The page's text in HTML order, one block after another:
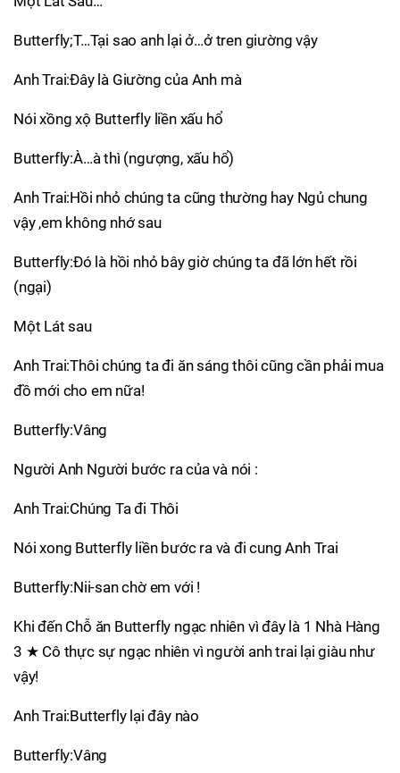
Butterfly;T…Tại sao anh lại ở…ở tren giường vậy
Anh Trai:Đây là Giường của Anh mà
Nói xồng xộ Butterfly liền xấu hổ
Butterfly:À…à thì (ngượng, xấu hổ)
Anh Trai:Hồi nhỏ chúng ta cũng thường hay Ngủ chung
vậy ,em không nhớ sau
Butterfly:Đó là hồi nhỏ bây giờ chúng ta đã lớn hết rồi
(ngại)
Một Lát sau
Anh Trai:Thôi chúng ta đi ăn sáng thôi cũng cần phải mua
đồ mới cho em nữa!
Butterfly:Vâng
Người Anh Người bước ra của và nói :
Anh Trai:Chúng Ta đi Thôi
Nói xong Butterfly liền bước ra và đi cung Anh Trai
Butterfly:Nii-san chờ em với !
Khi đến Chỗ ăn Butterfly ngạc nhiên vì đây là 1 Nhà Hàng
3 ★ Cô thực sự ngạc nhiên vì người anh trai lại giàu như
vậy!
Anh Trai:Butterfly lại đây nào
Butterfly:Vâng